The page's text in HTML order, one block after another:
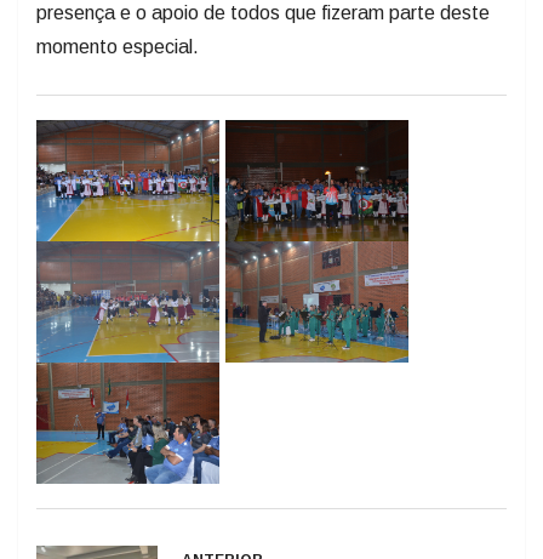
presença e o apoio de todos que fizeram parte deste
momento especial.